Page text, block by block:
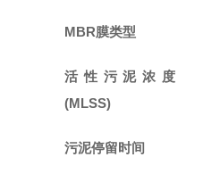
MBR膜类型
活性污泥浓度
(MLSS)
污泥停留时间